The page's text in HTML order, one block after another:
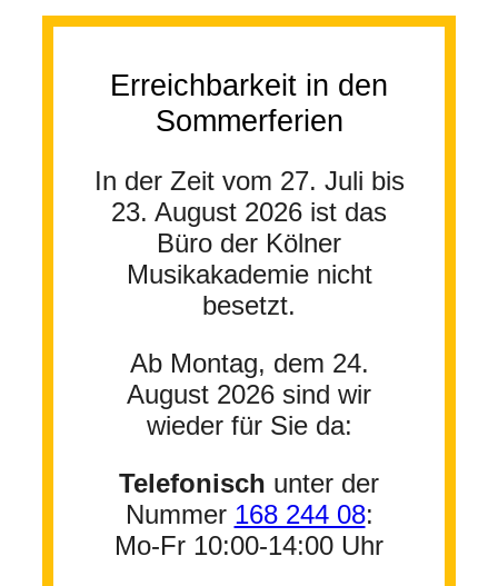
Erreichbarkeit in den
Sommerferien
In der Zeit vom 27. Juli bis
23. August 2026 ist das
Büro der Kölner
Musikakademie nicht
besetzt.
Ab Montag, dem 24.
August 2026 sind wir
wieder für Sie da:
Telefonisch unter der
Nummer 168 244 08:
Mo-Fr 10:00-14:00 Uhr